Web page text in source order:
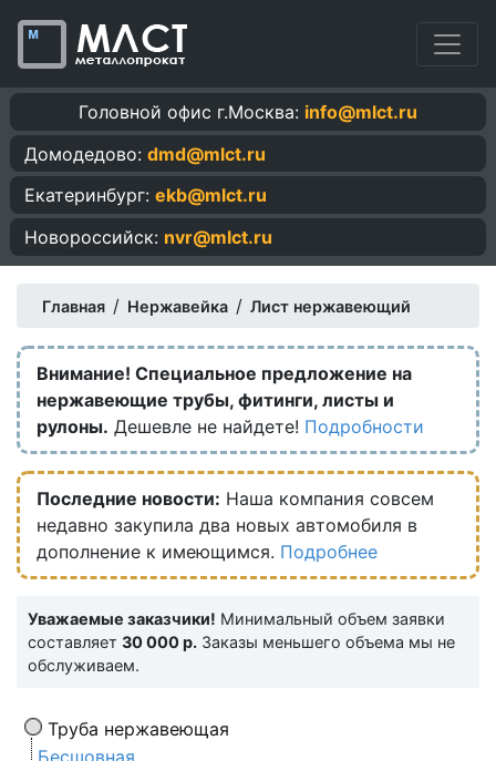
Головной офис г.Москва: info@mlct.ru
Домодедово: dmd@mlct.ru
Екатеринбург: ekb@mlct.ru
Новороссийск: nvr@mlct.ru
Главная / Нержавейка / Лист нержавеющий
Внимание! Специальное предложение на
нержавеющие трубы, фитинги, листы и
рулоны. Дешевле не найдете! Подробности
Последние новости: Наша компания совсем
недавно закупила два новых автомобиля в
дополнение к имеющимся. Подробнее
Уважаемые заказчики! Минимальный объем заявки
составляет 30 000 р. Заказы меньшего объема мы не
обслуживаем.
Труба нержавеющая
Бесшовная